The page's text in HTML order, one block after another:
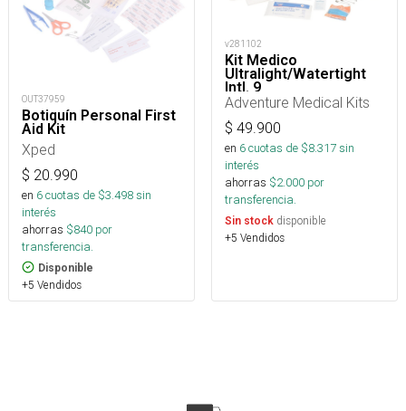
OUT37959
Botiquín Personal First
Aid Kit
Xped
$ 20.990
en 6cuotas de $3.498sin
interés
ahorras $840 por
transferencia.
Disponible
+5 Vendidos
v281102
Kit Medico
Ultralight/Watertight
Intl. 9
Adventure Medical Kits
$ 49.900
en 6cuotas de $8.317sin
interés
ahorras $2.000 por
transferencia.
Sin stock disponible
+5 Vendidos